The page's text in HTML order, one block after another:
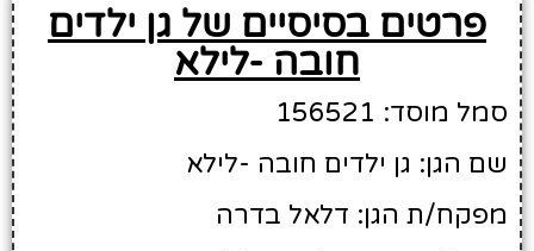
פרטים בסיסיים של גן ילדים
חובה -לילא
סמל מוסד: 156521
שם הגן: גן ילדים חובה -לילא
מפקח/ת הגן: דלאל בדרה